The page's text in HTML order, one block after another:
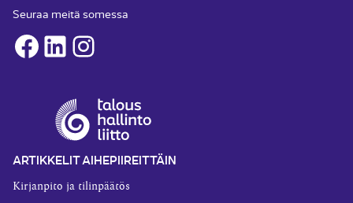
Seuraa meitä somessa
Facebook
LinkedInInstagram
ARTIKKELIT AIHEPIIREITTÄIN
Kirjanpito ja tilinpäätös